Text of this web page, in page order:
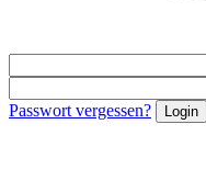
Passwort vergessen?